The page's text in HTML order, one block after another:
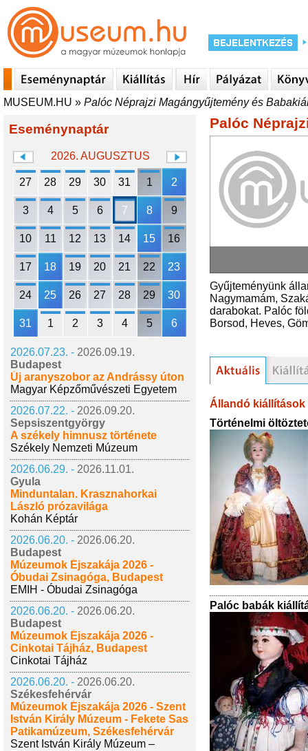
MUSEUM.HU » Palóc Néprajzi Magángyűjtemény és
Eseménynaptár
2026. AUGUSZTUS
27 28 29 30 31 1 2
3 4 5 6 7 8 9
10 11 12 13 14 15 16
17 18 19 20 21 22 23
24 25 26 27 28 29 30
31 1 2 3 4 5 6
2026.07.23. - 2026.09.19.
Budapest
Új aranyszobor az Andrássy úton
Magyar Képzőművészeti Egyetem
2026.07.22. - 2026.09.20.
Sepsiszentgyörgy
A székely himnusz története
Székely Nemzeti Múzeum
2026.06.29. - 2026.11.01.
Gyula
Minduntalan. Krasznahorkai
László prózavilága
Kohán Képtár
2026.06.20. - 2026.06.20.
Budapest
Múzeumok Éjszakája 2026 -
Óbudai Zsinagóga, Budapest
EMIH - Óbudai Zsinagóga
2026.06.20. - 2026.06.20.
Budapest
Múzeumok Éjszakája 2026 -
Cinkotai Tájház, Budapest
Cinkotai Tájház
2026.06.20. - 2026.06.20.
Székesfehérvár
Múzeumok Éjszakája 2026 - Szent
István Király Múzeum - Fekete Sas
Patikamúzeum, Székesfehérvár
Szent István Király Múzeum –
Palóc
Gyűjteményünk
Nagymamám,
darabokat. Palóc
Borsod, Heves,
Állandó kiállítások
Történelmi
Palóc babák